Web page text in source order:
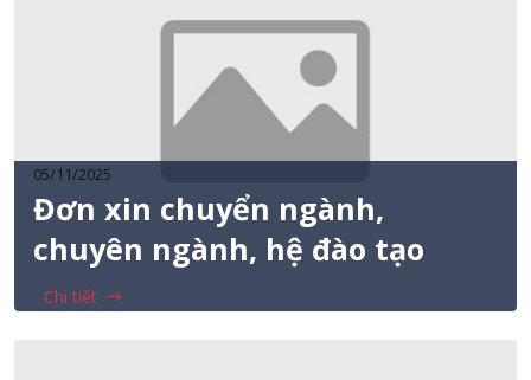
05/11/2025
Đơn xin chuyển ngành,
chuyên ngành, hệ đào tạo
Chi tiết